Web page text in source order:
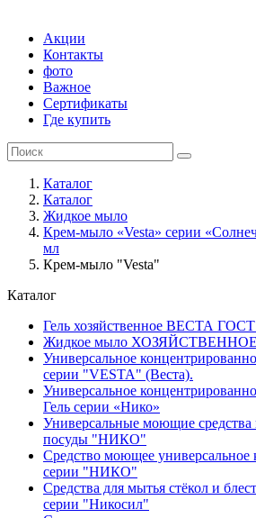
Акции
Контакты
фото
Важное
Сертификаты
Где купить
Каталог
Каталог
Жидкое мыло
Крем-мыло «Vesta» серии
мл
Крем-мыло "Vesta"
Каталог
Гель хозяйственное ВЕСТА ГОСТ
Жидкое мыло ХОЗЯЙСТВЕННОЕ
Универсальное
серии "VESTA" (Веста).
Универсальное
Гель серии «Нико»
Универсальные моющие средства
посуды "НИКО"
Средство моющее универсальное
серии "НИКО"
Средства для мытья стёкол и
серии "Никосил"